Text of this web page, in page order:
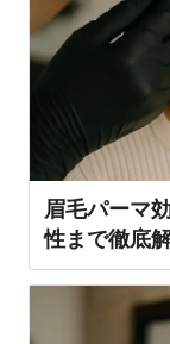
眉毛パーマ
性まで徹底